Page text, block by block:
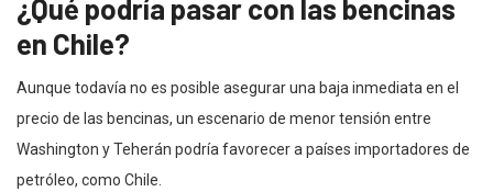
¿Qué podría pasar con las bencinas
en Chile?
Aunque todavía no es posible asegurar una baja inmediata en el
precio de las bencinas, un escenario de menor tensión entre
Washington y Teherán podría favorecer a países importadores de
petróleo, como Chile.